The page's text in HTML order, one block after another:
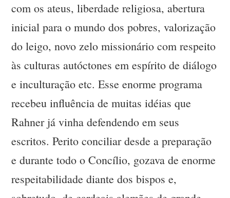
com os ateus, liberdade religiosa, abertura
inicial para o mundo dos pobres, valorização
do leigo, novo zelo missionário com respeito
às culturas autóctones em espírito de diálogo
e inculturação etc. Esse enorme programa
recebeu influência de muitas idéias que
Rahner já vinha defendendo em seus
escritos. Perito conciliar desde a preparação
e durante todo o Concílio, gozava de enorme
respeitabilidade diante dos bispos e,